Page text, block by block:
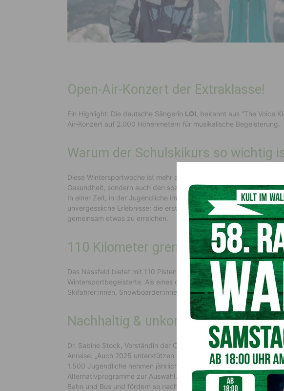
Open-Air-Konzert der Extraklasse!
Ein Highlight: Die deutsche Sängerin LOI , bekannt aus “The Voice
Air-Konzert auf 2.000 Höhenmetern für musikalische Begeisterung.
Warum der Schulskikurs so wichtig
Diese Wintersportwoche ist mehr als nur eine Freizeitaktivität. Sie
Gesundheit, sondern auch den sozialen Zusammenhalt und die
In einer Zeit, in der Jugendliche immer mehr Zeit vor Bildschirmen
unvergessliche Erlebnisse: die erste eigene Abfahrt, gemütliche
gemeinsam etwas zu erreichen.
110 Kilometer grenzenloses
Das Nassfeld bietet mit 110 Pistenkilometern in allen
Wintersportbegeisterte. Als eines der abwechslungsreichsten
Skifahrer:innen, Snowboarder:innen und Tiefschneefans
Nachhaltig & unkompliziert mit den
Dr. Sabine Stock, Vorständin der ÖBB-Personenverkehr AG,
Anreise: „Auch 2025 unterstützen wir als stolzer Partner den
1.500 Jugendliche nehmen jährlich teil – neben Skifahren und
Alternativprogramme zur Auswahl. Wir ermöglichen eine
Bahn und Bus und fördern so nachhaltiges Reisen. Unser Ziel ist